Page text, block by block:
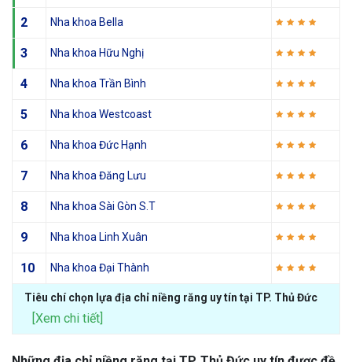
2 Nha khoa Bella
3 Nha khoa Hữu Nghị
4 Nha khoa Trần Bình
5 Nha khoa Westcoast
6 Nha khoa Đức Hạnh
7 Nha khoa Đăng Lưu
8 Nha khoa Sài Gòn S.T
9 Nha khoa Linh Xuân
10 Nha khoa Đại Thành
Tiêu chí chọn lựa địa chỉ niềng răng uy tín tại TP. Thủ Đức
[Xem chi tiết]